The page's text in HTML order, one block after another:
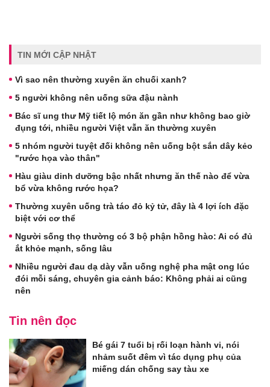
TIN MỚI CẬP NHẬT
Vì sao nên thường xuyên ăn chuối xanh?
5 người không nên uống sữa đậu nành
Bác sĩ ung thư Mỹ tiết lộ món ăn gần như không bao giờ
đụng tới, nhiều người Việt vẫn ăn thường xuyên
5 nhóm người tuyệt đối không nên uống bột sắn dây kẻo
"rước họa vào thân"
Hàu giàu dinh dưỡng bậc nhất nhưng ăn thế nào để vừa
bổ vừa không rước họa?
Thường xuyên uống trà táo đỏ kỷ tử, đây là 4 lợi ích đặc
biệt với cơ thể
Người sống thọ thường có 3 bộ phận hồng hào: Ai có đủ
ắt khỏe mạnh, sống lâu
Nhiều người đau dạ dày vẫn uống nghệ pha mật ong lúc
đói mỗi sáng, chuyên gia cảnh báo: Không phải ai cũng
nên
Tin nên đọc
Bé gái 7 tuổi bị rối loạn hành vi, nói
nhảm suốt đêm vì tác dụng phụ của
miếng dán chống say tàu xe